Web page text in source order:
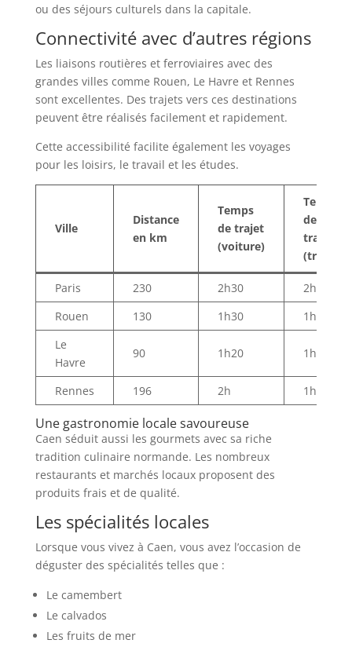
ou des séjours culturels dans la capitale.
Connectivité avec d’autres régions
Les liaisons routières et ferroviaires avec des
grandes villes comme Rouen, Le Havre et Rennes
sont excellentes. Des trajets vers ces destinations
peuvent être réalisés facilement et rapidement.
Cette accessibilité facilite également les voyages
pour les loisirs, le travail et les études.
Ville
Distance
en km
Temps
de trajet
(voiture)
Temps
de
trajet
(train)
Paris 230 2h30
2h
Rouen
130 1h30
1h10
Le
Havre
90 1h20 1h
Rennes 196 2h 1h50
Une gastronomie locale savoureuse
Caen séduit aussi les gourmets avec sa riche
tradition culinaire normande. Les nombreux
restaurants et marchés locaux proposent des
produits frais et de qualité.
Les spécialités locales
Lorsque vous vivez à Caen, vous avez l’occasion de
déguster des spécialités telles que :
Le camembert
Le calvados
Les fruits de mer